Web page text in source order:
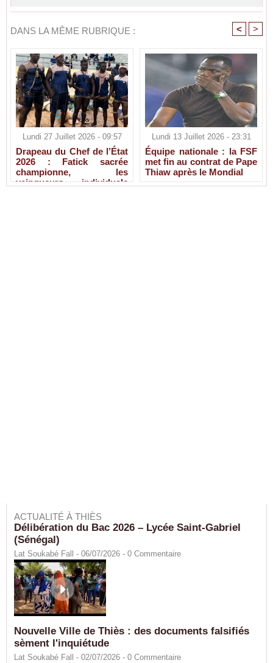
DANS LA MÊME RUBRIQUE : < >
Lundi 27 Juillet 2026 - 09:57
Drapeau du Chef de l’État
2026 : Fatick sacrée
championne, les
vainqueurs individuels
Lundi 13 Juillet 2026 - 23:31
Équipe nationale : la FSF
met fin au contrat de Pape
Thiaw après le Mondial
ACTUALITÉ À THIÈS
Délibération du Bac 2026 – Lycée Saint-Gabriel
(Sénégal)
Lat Soukabé Fall - 06/07/2026 - 0 Commentaire
Nouvelle Ville de Thiès : des documents falsifiés
sèment l'inquiétude
Lat Soukabé Fall - 02/07/2026 - 0 Commentaire